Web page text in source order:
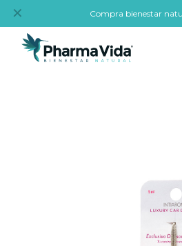
Compra bienestar
✕